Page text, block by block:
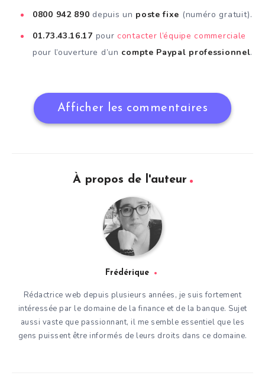
0800 942 890 depuis un poste fixe (numéro gratuit).
01.73.43.16.17 pour contacter l’équipe commerciale
pour l’ouverture d’un compte Paypal professionnel.
Afficher les commentaires
À propos de l'auteur
Frédérique
Rédactrice web depuis plusieurs années, je suis fortement
intéressée par le domaine de la finance et de la banque. Sujet
aussi vaste que passionnant, il me semble essentiel que les
gens puissent être informés de leurs droits dans ce domaine.